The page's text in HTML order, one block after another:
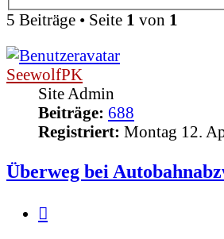
5 Beiträge • Seite 1 von 1
SeewolfPK
Site Admin
Beiträge: 688
Registriert: Montag 12.
Überweg bei